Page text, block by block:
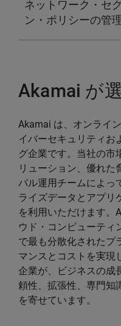
ネットワーク・セ
ン・ポリシーの管
Akamai が
Akamai は、オンライ
イバーセキュリティお
グ企業です。当社の市
リューション、優れた
バル運用チームによっ
ライズデータとアプリ
を利用いただけます。
ウド・コンピューティ
で最も分散化されたプ
マンスとコストを実現
企業が、ビジネスの成
頼性、拡張性、専門知
を寄せています。